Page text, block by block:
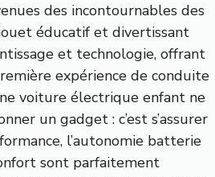
des incontournables des
éducatif et divertissant
et technologie, offrant
expérience de conduite
voiture électrique enfant ne
un gadget : c’est s’assurer
l’autonomie batterie
sont parfaitement